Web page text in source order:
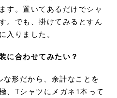
す。置いてあるだけでシャ
。でも、掛けてみるとすん
入りました。
に合わせてみたい？
な形だから、余計なことを
、Tシャツにメガネ1本って